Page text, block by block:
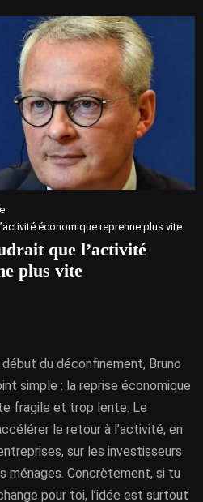
économique reprenne plus vite
que l’activité
plus vite
du déconfinement, Bruno
simple : la reprise économique
fragile et trop lente. Le
le retour à l’activité, en
sur les investisseurs
ménages. Concrètement, si tu
pour toi, l’idée est surtout